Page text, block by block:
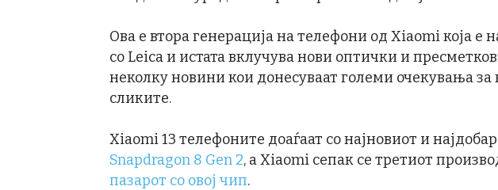
Ова е втора генерација на телефони од Xiaomi која е
со Leica и истата вклучува нови оптички и
неколку новини кои донесуваат големи очекувања за
сликите.
Xiaomi 13 телефоните доаѓаат со најновиот и
Snapdragon 8 Gen 2, а Xiaomi сепак се третиот
пазарот со овој чип.